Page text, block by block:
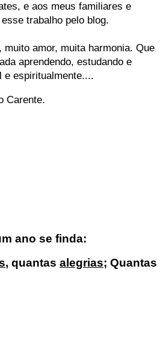
e aos meus familiares e
trabalho pelo blog.
amor, muita harmonia. Que
aprendendo, estudando e
e espiritualmente....
Carente.
ano se finda:
, quantas alegrias; Quantas